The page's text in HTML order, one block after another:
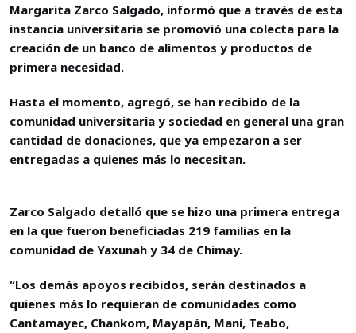
Margarita Zarco Salgado, informó que a través de esta
instancia universitaria se promovió una colecta para la
creación de un banco de alimentos y productos de
primera necesidad.
Hasta el momento, agregó, se han recibido de la
comunidad universitaria y sociedad en general una gran
cantidad de donaciones, que ya empezaron a ser
entregadas a quienes más lo necesitan.
Zarco Salgado detalló que se hizo una primera entrega
en la que fueron beneficiadas 219 familias en la
comunidad de Yaxunah y 34 de Chimay.
“Los demás apoyos recibidos, serán destinados a
quienes más lo requieran de comunidades como
Cantamayec, Chankom, Mayapán, Maní, Teabo,